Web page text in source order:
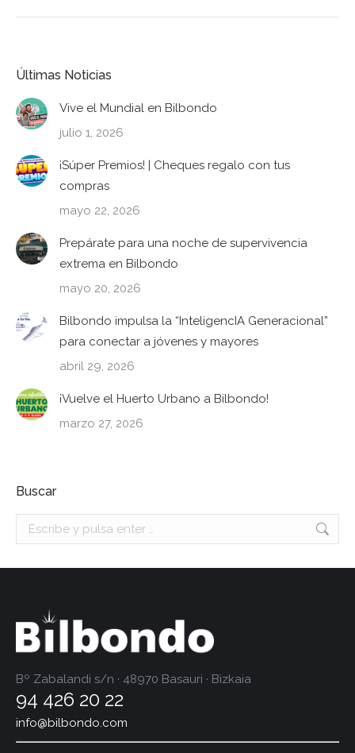
Últimas Noticias
Vive el Mundial en Bilbondo
julio 1, 2026
¡Súper Premios! | Cheques regalo con tus
compras
mayo 22, 2026
Prepárate para una noche de supervivencia
extrema en Bilbondo
mayo 20, 2026
Bilbondo impulsa la “InteligencIA Generacional”
para conectar a jóvenes y mayores
abril 29, 2026
¡Vuelve el Huerto Urbano a Bilbondo!
marzo 27, 2026
Buscar
Buscar:
Bº Zabalandi s/n · 48970 Basauri · Bizkaia
94 426 20 22
info@bilbondo.com